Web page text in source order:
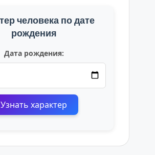
человека по дате
рождения
Дата рождения:
Узнать характер